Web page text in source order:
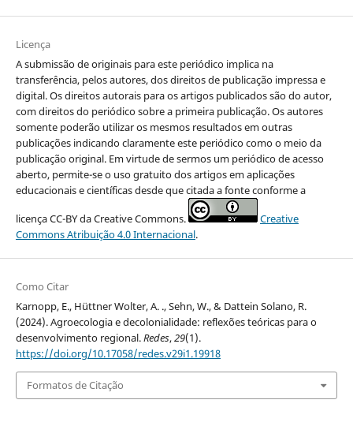
Licença
A submissão de originais para este periódico implica na
transferência, pelos autores, dos direitos de publicação impressa e
digital. Os direitos autorais para os artigos publicados são do autor,
com direitos do periódico sobre a primeira publicação. Os autores
somente poderão utilizar os mesmos resultados em outras
publicações indicando claramente este periódico como o meio da
publicação original. Em virtude de sermos um periódico de acesso
aberto, permite-se o uso gratuito dos artigos em aplicações
educacionais e científicas desde que citada a fonte conforme a
licença CC-BY da Creative Commons.
Creative
Commons Atribuição 4.0 Internacional.
Como Citar
Karnopp, E., Hüttner Wolter, A. ., Sehn, W., & Dattein Solano, R.
(2024). Agroecologia e decolonialidade: reflexões teóricas para o
desenvolvimento regional.Redes,29(1).
https://doi.org/10.17058/redes.v29i1.19918
Formatos de Citação